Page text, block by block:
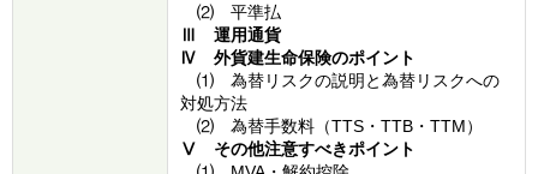
⑵ 平準払
Ⅲ 運用通貨
Ⅳ 外貨建生命保険のポイント
⑴ 為替リスクの説明と為替リスクへの
対処方法
⑵ 為替手数料（TTS・TTB・TTM）
Ⅴ その他注意すべきポイント